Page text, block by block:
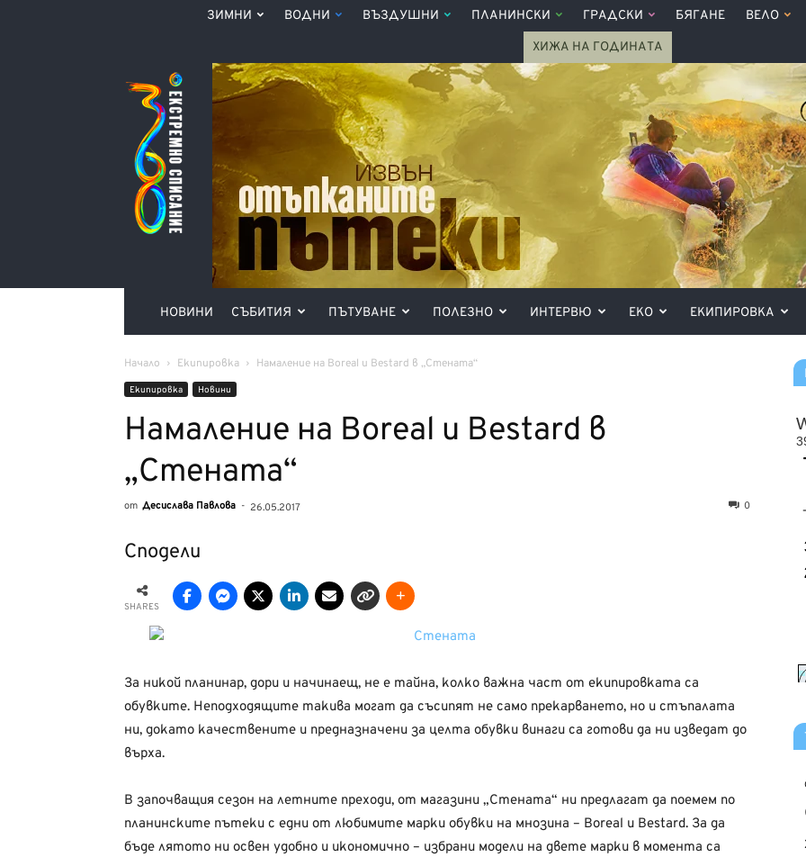
ЗИМНИ ВОДНИ ВЪЗДУШНИ ПЛАНИНСКИ ГРАДСКИ БЯГАНЕ ВЕЛО
ХИЖА НА ГОДИНАТА
Списание
360°
НОВИНИ СЪБИТИЯ ПЪТУВАНЕ ПОЛЕЗНО ИНТЕРВЮ ЕКО ЕКИПИРОВКА
Начало Екипировка Намаление на Boreal и Bestard в „Стената“
Екипировка Новини
Намаление на Boreal и Bestard в
„Стената“
от Десислава Павлова - 26.05.2017 0
Сподели
SHARES
За никой планинар, дори и начинаещ, не е тайна, колко важна част от екипировката са
обувките. Неподходящите такива могат да съсипят не само прекарването, но и стъпалата
ни, докато качествените и предназначени за целта обувки винаги са готови да ни изведат до
върха.
В започващия сезон на летните преходи, от магазини „Стената“ ни предлагат да поемем по
планинските пътеки с едни от любимите марки обувки на мнозина – Boreal и Bestard. За да
бъде лятото ни освен удобно и икономично – избрани модели на двете марки в момента са